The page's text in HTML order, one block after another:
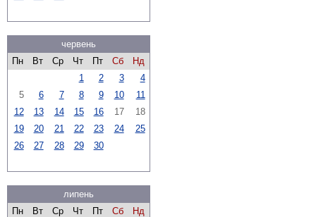
червень
Пн
Вт Ср Чт Пт Сб
Нд
1
2 3
4
5
6 7 8 9 10
11
12
13 14 15 16 17
18
19
20 21 22 23 24
25
26
27 28 29 30
липень
Пн
Вт Ср Чт Пт Сб
Нд